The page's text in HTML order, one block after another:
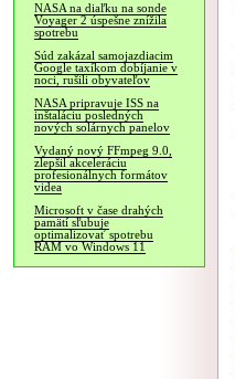
NASA na diaľku na sonde
Voyager 2 úspešne znížila
spotrebu
Súd zakázal samojazdiacim
Google taxíkom dobíjanie v
noci, rušili obyvateľov
NASA pripravuje ISS na
inštaláciu posledných
nových solárnych panelov
Vydaný nový FFmpeg 9.0,
zlepšil akceleráciu
profesionálnych formátov
videa
Microsoft v čase drahých
pamätí sľubuje
optimalizovať spotrebu
RAM vo Windows 11